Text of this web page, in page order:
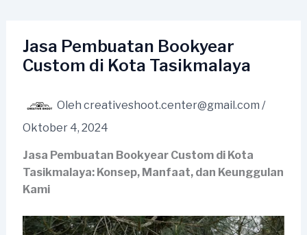
kontenJasa Pembuatan Bookyear
Custom di Kota Tasikmalaya
Oleh creativeshoot.center@gmail.com /
Oktober 4, 2024
Jasa Pembuatan Bookyear Custom di Kota
Tasikmalaya: Konsep, Manfaat, dan Keunggulan
Kami